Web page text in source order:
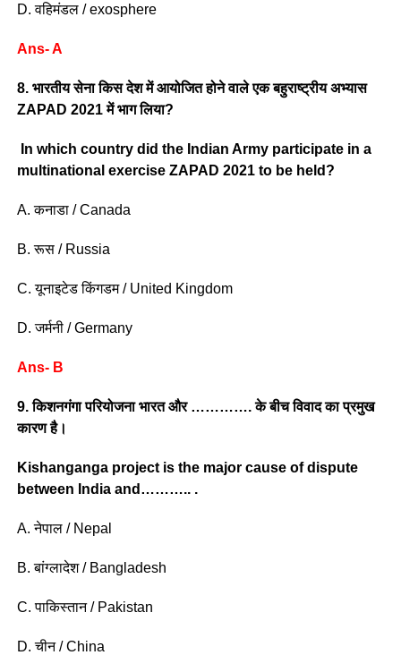
D. वहिमंडल / exosphere
Ans- A
8. भारतीय सेना किस देश में आयोजित होने वाले एक बहुराष्ट्रीय अभ्यास
ZAPAD 2021 में भाग लिया?
In which country did the Indian Army participate in a
multinational exercise ZAPAD 2021 to be held?
A. कनाडा / Canada
B. रूस / Russia
C. यूनाइटेड किंगडम / United Kingdom
D. जर्मनी / Germany
Ans- B
9. किशनगंगा परियोजना भारत और …………. के बीच विवाद का प्रमुख
कारण है।
Kishanganga project is the major cause of dispute
between India and……….. .
A. नेपाल / Nepal
B. बांग्लादेश / Bangladesh
C. पाकिस्तान / Pakistan
D. चीन / China